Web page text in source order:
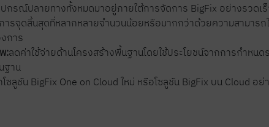
กรณ์ปลายทางทั้งหมดมาอยู่ภายใต้การจัดการ BigFix อย่างรวดเร็
รจุดสิ้นสุดที่หลากหลายจำนวนน้อยหรือมากกว่าด้วยความสามาร
การ
:ลดค่าใช้จ่ายด้านโครงสร้างพื้นฐานโดยใช้ประโยชน์จากการกำห
ฐาน
โซลูชัน BigFix One on Cloud ใหม่ หรือโซลูชัน BigFix บน Cloud